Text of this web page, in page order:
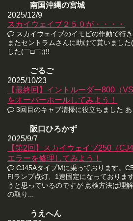
南国沖縄の宮城
2025/12/9
スカイウェイブ２５０が・・・・
スカイウェイブのイモビの作動で行
またセントラムさんに助けて貰いまし
した(￣□￣;)!!
ごるご
2025/10/23
【最終回】イントルーダー800（
をオーバーホールしてみよう！
3回目のキャブ清掃に役立ちました
阪口ひろかず
2025/9/7
【第2回】スカイウェイブ250（
エラーを修理してみよう！
CJ45AタイプMに乗っております。
FIランプ点灯、1速固定になっておりま
うと思っているのですが 点検方法は理
の取り...
うえへん